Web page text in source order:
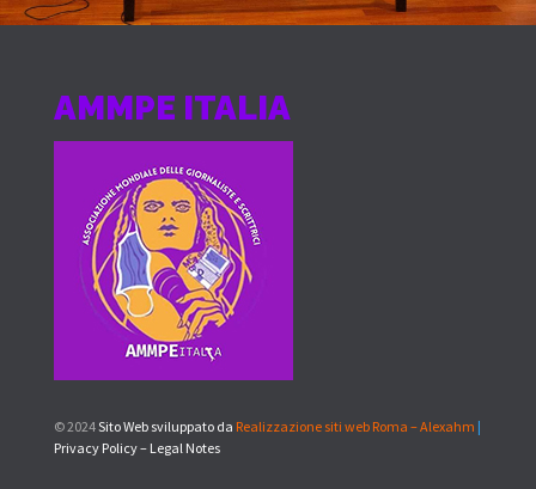
AMMPE ITALIA
© 2024Sito Web sviluppato da Realizzazione siti web Roma – Alexahm |
Privacy Policy – Legal Notes